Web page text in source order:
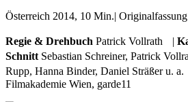
Österreich 2014, 10 Min.| Originalfassung
Regie & Drehbuch Patrick Vollrath |
Schnitt Sebastian Schreiner, Patrick
Rupp, Hanna Binder, Daniel Sträßer u.
Filmakademie Wien, garde11